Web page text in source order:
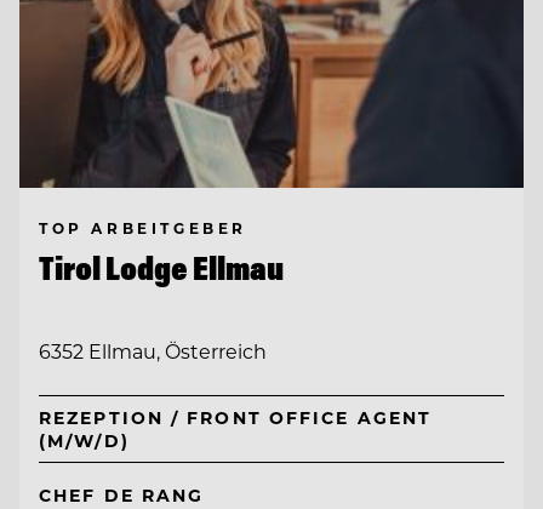
TOP ARBEITGEBER
Tirol Lodge Ellmau
6352 Ellmau, Österreich
REZEPTION / FRONT OFFICE AGENT
(M/W/D)
CHEF DE RANG